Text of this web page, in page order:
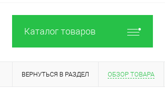
Каталог товаров
ВЕРНУТЬСЯ В РАЗДЕЛ ОБЗОР ТОВАРА